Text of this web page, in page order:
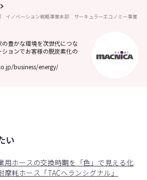
イノベーション戦略事業本部 サーキュラーエコノミー事業
豊かな環境を次世代につな
ョンでお客様の脱炭素化の
business/energy/
い
用ホースの交換時期を「色」で見える化
摩耗ホース「TACヘランシグナル」